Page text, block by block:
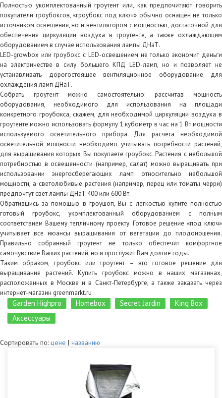
Полностью укомплектованный гроутент или, как предпочитают говорить
покупатели гроубоксов, «гроубокс под ключ» обычно оснащен не только
источником освещения, но и вентилятором с мощностью, достаточной для
обеспечения циркуляции воздуха в гроутенте, а также охлаждающим
оборудованием в случае использования лампы ДНаТ.
LED-growbox или гроубокс с LED-освещением не только экономит деньги
на электричестве в силу большего КПД LED-ламп, но и позволяет не
устанавливать дорогостоящее вентиляционное оборудование для
охлаждения ламп ДНаТ.
Собрать гроутент можно самостоятельно: рассчитав мощность
оборудования, необходимого для использования на площади
конкретного гроубокса, скажем, для необходимой циркуляции воздуха в
гроутенте можно использовать формулу 1 кубометр в час на 1 Вт мощности
используемого осветительного прибора. Для расчета необходимой
осветительной мощности необходимо учитывать потребности растений,
для выращивания которых Вы покупаете гроубокс. Растения с небольшой
потребностью в освещенности (например, салат) можно выращивать при
использовании энергосберегающих ламп относительно небольшой
мощности, а светолюбивые растения (например, перец или томаты черри)
предпочтут свет лампы ДНаТ 400 или 600 Вт.
Обратившись за помощью в гроушоп, Вы с легкостью купите полностью
готовый гроубокс, укомплектованный оборудованием с полным
соответствием Вашему тепличному проекту. Готовое решение «под ключ»
учитывает все нюансы выращивания от вегетации до плодоношения.
Правильно собранный гроутент не только обеспечит комфортное
самочувствие Ваших растений, но и прослужит Вам долгие годы.
Таким образом, гроубокс или гроутент – это готовое решение для
выращивания растений. Купить гроубокс можно в наших магазинах,
расположенных в Москве и в Санкт-Петербурге, а также заказать через
интернет-магазин greenmarkt.ru
Garden Highpro Homebox Secret Jardin
King Box
Аксессуары
Сортировать по: цене | названию